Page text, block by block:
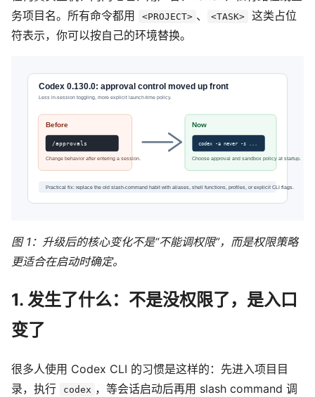
务项目名。所有命令都用
<PROJECT> 、 <TASK>
这类占位
符表示，你可以按自己的环境替换。
图 1：升级后的核心变化不是“不能调权限”，而是权限策略
更适合在启动时确定。
1. 发生了什么：不是没权限了，是入口
变了
很多人使用 Codex CLI 的习惯是这样的：先进入项目目
录，执行
codex ，等会话启动后再用 slash command 调